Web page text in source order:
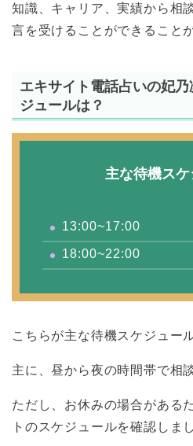
知識、キャリア、実績から相
言を受けることができること
エキサイト電話占いの妃
ジュールは？
主な待機ス
13:00~17:00
18:00~22:00
こちらが主な待機スケジュー
主に、昼から夜の時間帯で相
ただし、お休みの場合がある
トのスケジュールを確認しま